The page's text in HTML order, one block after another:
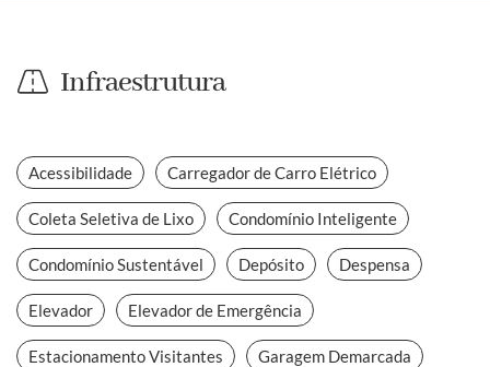
Infraestrutura
Acessibilidade Carregador de Carro Elétrico
Coleta Seletiva de Lixo Condomínio Inteligente
Condomínio Sustentável Depósito Despensa
Elevador Elevador de Emergência
Estacionamento Visitantes Garagem Demarcada